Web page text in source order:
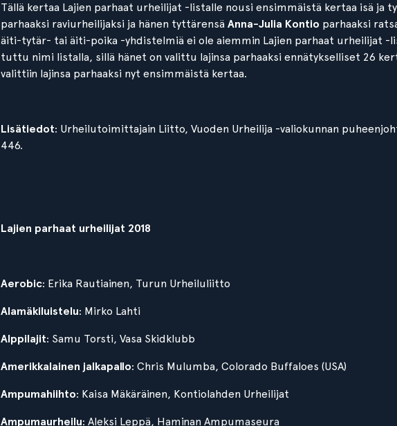
Tällä kertaa Lajien parhaat urheilijat -listalle nousi ensimmäistä kertaa isä ja
parhaaksi raviurheilijaksi ja hänen tyttärensä Anna-Julia Kontio parhaaksi
äiti-tytär- tai äiti-poika -yhdistelmiä ei ole aiemmin Lajien parhaat urheilijat -
tuttu nimi listalla, sillä hänet on valittu lajinsa parhaaksi ennätykselliset 26
valittiin lajinsa parhaaksi nyt ensimmäistä kertaa.
Lisätiedot: Urheilutoimittajain Liitto, Vuoden Urheilija -valiokunnan
446.
Lajien parhaat urheilijat 2018
Aerobic: Erika Rautiainen, Turun Urheiluliitto
Alamäkiluistelu: Mirko Lahti
Alppilajit: Samu Torsti, Vasa Skidklubb
Amerikkalainen jalkapallo: Chris Mulumba, Colorado Buffaloes (USA)
Ampumahiihto: Kaisa Mäkäräinen, Kontiolahden Urheilijat
Ampumaurheilu: Aleksi Leppä, Haminan Ampumaseura